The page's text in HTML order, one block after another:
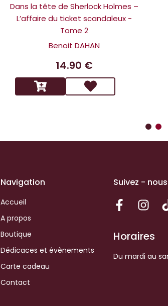
Dans la tête de Sherlock Holmes –
L’affaire du ticket scandaleux -
Tome 2
Benoit DAHAN
14.90 €
Navigation
Accueil
A propos
Boutique
Dédicaces et évènements
Carte cadeau
Contact
Suivez - nous
Horaires
Du mardi au